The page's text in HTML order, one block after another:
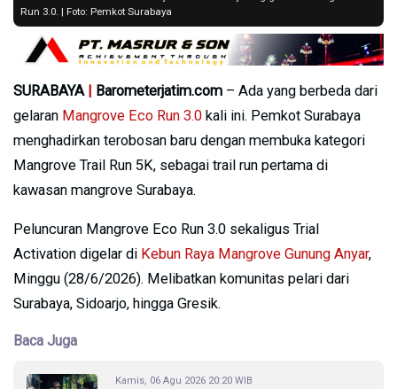
Run 3.0. | Foto: Pemkot Surabaya
SURABAYA | Barometerjatim.com – Ada yang berbeda dari
gelaran Mangrove Eco Run 3.0 kali ini. Pemkot Surabaya
menghadirkan terobosan baru dengan membuka kategori
Mangrove Trail Run 5K, sebagai trail run pertama di
kawasan mangrove Surabaya.
Peluncuran Mangrove Eco Run 3.0 sekaligus Trial
Activation digelar di Kebun Raya Mangrove Gunung Anyar,
Minggu (28/6/2026). Melibatkan komunitas pelari dari
Surabaya, Sidoarjo, hingga Gresik.
Baca Juga
Kamis, 06 Agu 2026 20:20 WIB